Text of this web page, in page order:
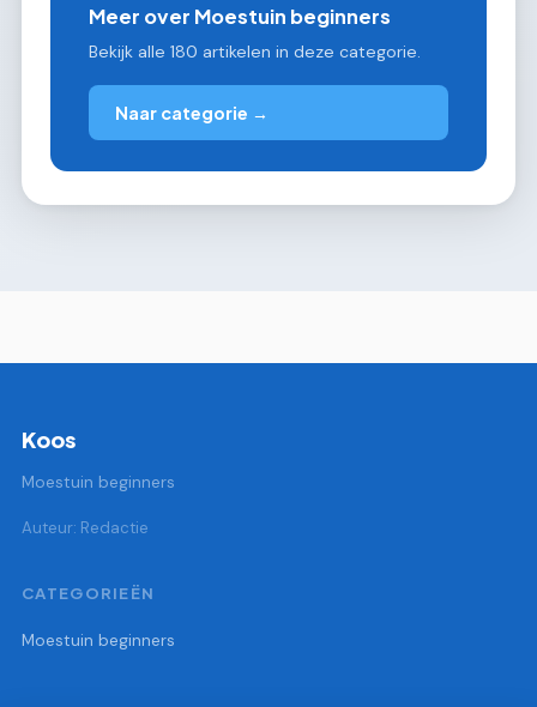
Meer over Moestuin beginners
Bekijk alle 180 artikelen in deze categorie.
Naar categorie →
Koos
Moestuin beginners
Auteur: Redactie
CATEGORIEËN
Moestuin beginners